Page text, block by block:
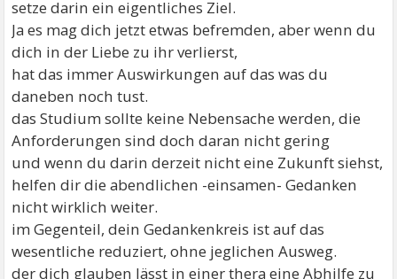
setze darin ein eigentliches Ziel.
Ja es mag dich jetzt etwas befremden, aber wenn du
dich in der Liebe zu ihr verlierst,
hat das immer Auswirkungen auf das was du
daneben noch tust.
das Studium sollte keine Nebensache werden, die
Anforderungen sind doch daran nicht gering
und wenn du darin derzeit nicht eine Zukunft siehst,
helfen dir die abendlichen -einsamen- Gedanken
nicht wirklich weiter.
im Gegenteil, dein Gedankenkreis ist auf das
wesentliche reduziert, ohne jeglichen Ausweg.
der dich glauben lässt in einer thera eine Abhilfe zu